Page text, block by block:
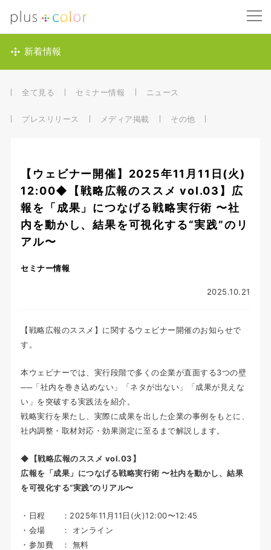
新着情報
全て見る セミナー情報 ニュース
プレスリリース メディア掲載 その他
【ウェビナー開催】2025年11月11日(火)
12:00◆【戦略広報のススメ vol.03】広
報を「成果」につなげる戦略実行術 〜社
内を動かし、結果を可視化する“実践”のリ
アル〜
セミナー情報
2025.10.21
【戦略広報のススメ】に関するウェビナー開催のお知らせで
す。
本ウェビナーでは、実行段階で多くの企業が直面する3つの壁
──「社内を巻き込めない」「ネタが出ない」「成果が見えな
い」を突破する実践法を紹介。
戦略実行を果たし、実際に成果を出した企業の事例をもとに、
社内調整・取材対応・効果測定に至るまで解説します。
◆【戦略広報のススメ vol.03】
広報を「成果」につなげる戦略実行術 〜社内を動かし、結果
を可視化する“実践”のリアル〜
・日程 ：2025年11月11日(火)12:00〜12:45
・会場 ： オンライン
・参加費 ： 無料